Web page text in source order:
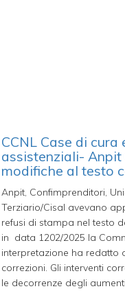
CCNL Case di cura
assistenziali-
modifiche al testo
Anpit, Confimprenditori,
Terziario/Cisal avevano
refusi di stampa nel testo
in data 1202/2025 la
interpretazione ha redatto
correzioni. Gli interventi
le decorrenze degli